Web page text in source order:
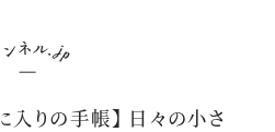
入りの手帳】 日々の小さ